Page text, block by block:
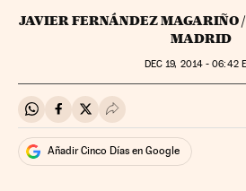
JAVIER FERNÁNDEZ
MADRID
DEC 19, 2014 - 06:42
Compartir en Whatsapp
Compartir en Facebook
Compartir en Twitter
Desplegar Redes
Añadir Cinco Días en Google